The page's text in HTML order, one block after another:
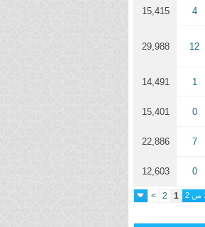
4
15,415
12
29,988
1
14,491
0
15,401
7
22,886
0
12,603
1
2
>